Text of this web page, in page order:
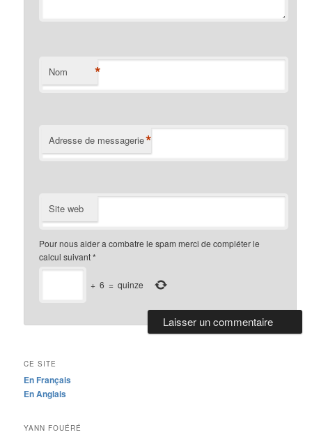
Nom *
Adresse de messagerie*
Site web
Pour nous aider a combatre le spam merci de compléter le
calcul suivant*
+ 6 = quinze
CE SITE
En Français
En Anglais
YANN FOUÉRÉ